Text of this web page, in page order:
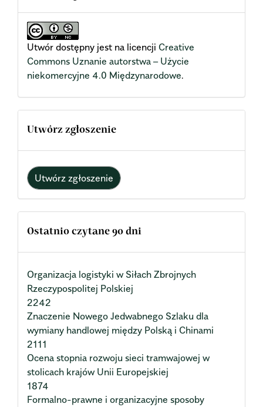
Utwór dostępny jest na licencji Creative
Commons Uznanie autorstwa – Użycie
niekomercyjne 4.0 Międzynarodowe.
Utwórz zgłoszenie
Utwórz zgłoszenie
Ostatnio czytane 90 dni
Organizacja logistyki w Siłach Zbrojnych
Rzeczypospolitej Polskiej
2242
Znaczenie Nowego Jedwabnego Szlaku dla
wymiany handlowej między Polską i Chinami
2111
Ocena stopnia rozwoju sieci tramwajowej w
stolicach krajów Unii Europejskiej
1874
Formalno-prawne i organizacyjne sposoby